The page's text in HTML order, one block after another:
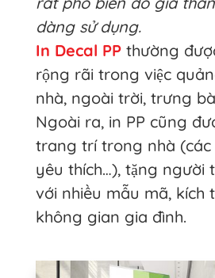
dàng sử dụng.
In Decal PPthường
rộng rãi trong việc
nhà, ngoài trời, trưng
Ngoài ra, in PP cũng
trang trí trong nhà (các
yêu thích…), tặng người
với nhiều mẫu mã, kích
không gian gia đình.